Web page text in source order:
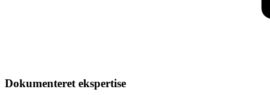
Dokumenteret ekspertise